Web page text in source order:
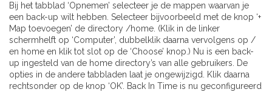
Bij het tabblad ‘Opnemen’ selecteer je de mappen waarvan je
een back-up wilt hebben. Selecteer bijvoorbeeld met de knop ‘+
Map toevoegen’ de directory /home. (Klik in de linker
schermhelft op ‘Computer’, dubbelklik daarna vervolgens op /
en home en klik tot slot op de ‘Choose’ knop.) Nu is een back-
up ingesteld van de home directory’s van alle gebruikers. De
opties in de andere tabbladen laat je ongewijzigd. Klik daarna
rechtsonder op de knop ‘OK’. Back In Time is nu geconfigureerd